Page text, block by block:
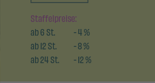
Staffelpreise:
ab6St. -4%
ab12St. -8%
ab24St. -12%